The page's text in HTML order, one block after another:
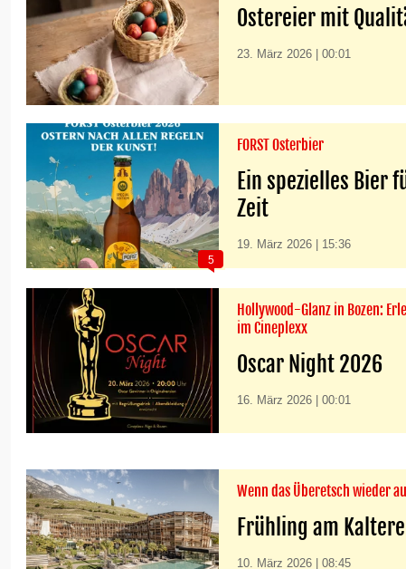
Ostereier mit
23. März 2026 | 00:01
FORST Osterbier
Ein spezielles Bier
Zeit
19. März 2026 | 15:36
5
Hollywood-Glanz in Bozen:
im Cineplexx
Oscar Night 2026
16. März 2026 | 00:01
Wenn das Überetsch wieder
Frühling am
10. März 2026 | 08:45